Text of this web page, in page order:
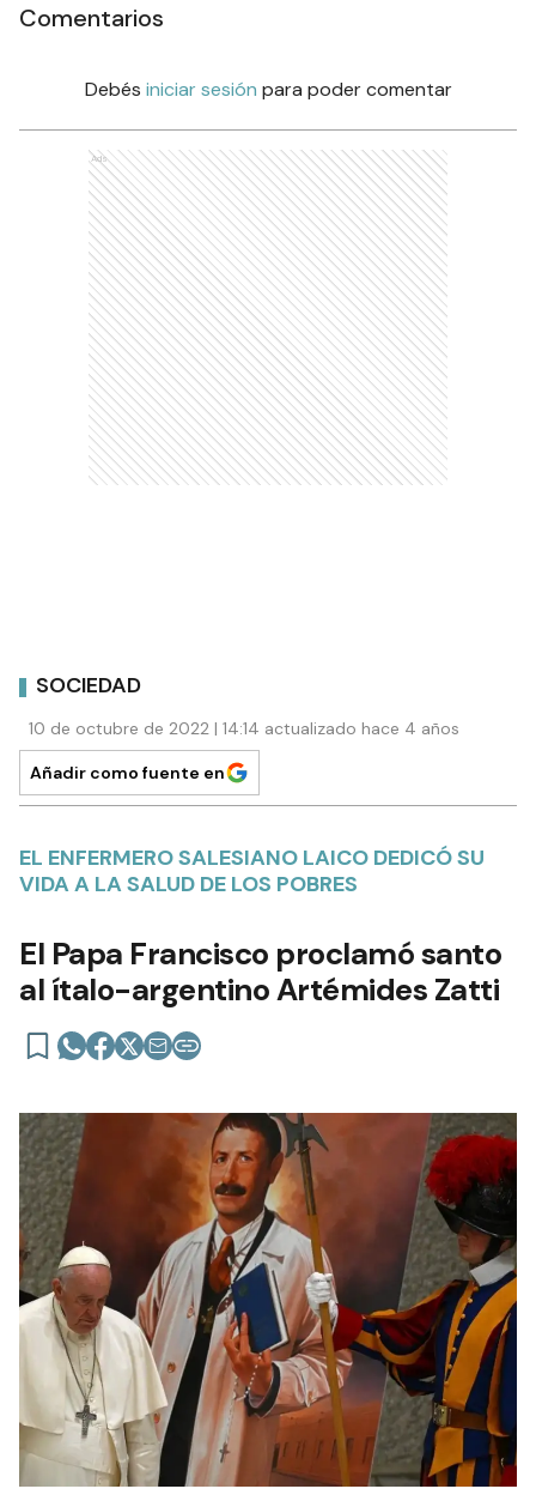
Comentarios
Debés iniciar sesión para poder comentar
Ads
SOCIEDAD
10 de octubre de 2022 | 14:14 actualizado hace 4 años
Añadir como fuente en
EL ENFERMERO SALESIANO LAICO DEDICÓ SU
VIDA A LA SALUD DE LOS POBRES
El Papa Francisco proclamó santo
al ítalo-argentino Artémides Zatti